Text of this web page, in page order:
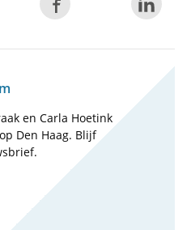
en Carla Hoetink
Den Haag. Blijf